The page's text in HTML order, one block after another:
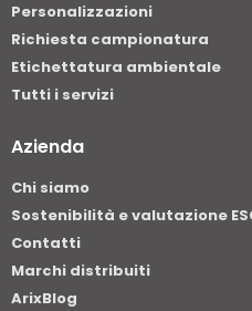
Personalizzazioni
Richiesta campionatura
Etichettatura ambientale
Tutti i servizi
Azienda
Chi siamo
Sostenibilità e valutazione
Contatti
Marchi distribuiti
ArixBlog